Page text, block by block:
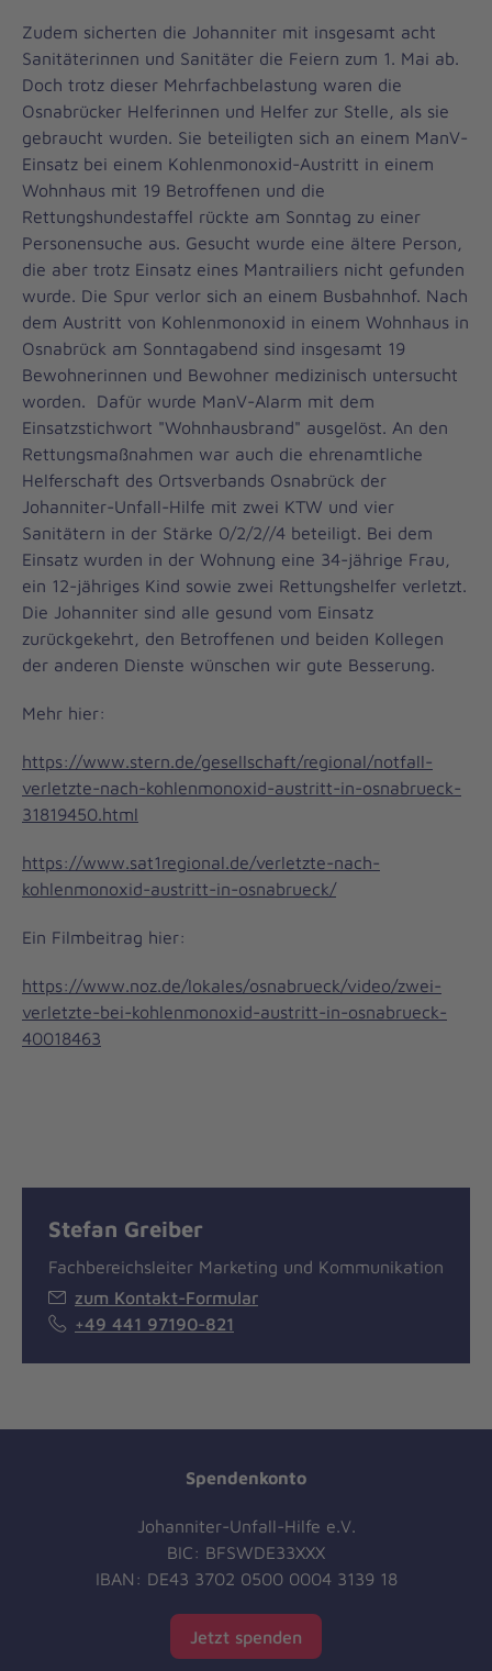
Zudem sicherten die Johanniter mit insgesamt acht
Sanitäterinnen und Sanitäter die Feiern zum 1. Mai ab.
Doch trotz dieser Mehrfachbelastung waren die
Osnabrücker Helferinnen und Helfer zur Stelle, als sie
gebraucht wurden. Sie beteiligten sich an einem ManV-
Einsatz bei einem Kohlenmonoxid-Austritt in einem
Wohnhaus mit 19 Betroffenen und die
Rettungshundestaffel rückte am Sonntag zu einer
Personensuche aus. Gesucht wurde eine ältere Person,
die aber trotz Einsatz eines Mantrailiers nicht gefunden
wurde. Die Spur verlor sich an einem Busbahnhof. Nach
dem Austritt von Kohlenmonoxid in einem Wohnhaus in
Osnabrück am Sonntagabend sind insgesamt 19
Bewohnerinnen und Bewohner medizinisch untersucht
worden. Dafür wurde ManV-Alarm mit dem
Einsatzstichwort "Wohnhausbrand" ausgelöst. An den
Rettungsmaßnahmen war auch die ehrenamtliche
Helferschaft des Ortsverbands Osnabrück der
Johanniter-Unfall-Hilfe mit zwei KTW und vier
Sanitätern in der Stärke 0/2/2//4 beteiligt. Bei dem
Einsatz wurden in der Wohnung eine 34-jährige Frau,
ein 12-jähriges Kind sowie zwei Rettungshelfer verletzt.
Die Johanniter sind alle gesund vom Einsatz
zurückgekehrt, den Betroffenen und beiden Kollegen
der anderen Dienste wünschen wir gute Besserung.
Mehr hier:
https://www.stern.de/gesellschaft/regional/notfall-
verletzte-nach-kohlenmonoxid-austritt-in-osnabrueck-
31819450.html
https://www.sat1regional.de/verletzte-nach-
kohlenmonoxid-austritt-in-osnabrueck/
Ein Filmbeitrag hier:
https://www.noz.de/lokales/osnabrueck/video/zwei-
verletzte-bei-kohlenmonoxid-austritt-in-osnabrueck-
40018463
Stefan Greiber
Fachbereichsleiter Marketing und Kommunikation
zum Kontakt-Formular
+49 441 97190-821
Spendenkonto
Johanniter-Unfall-Hilfe e.V.
BIC: BFSWDE33XXX
IBAN: DE43 3702 0500 0004 3139 18
Jetzt spenden